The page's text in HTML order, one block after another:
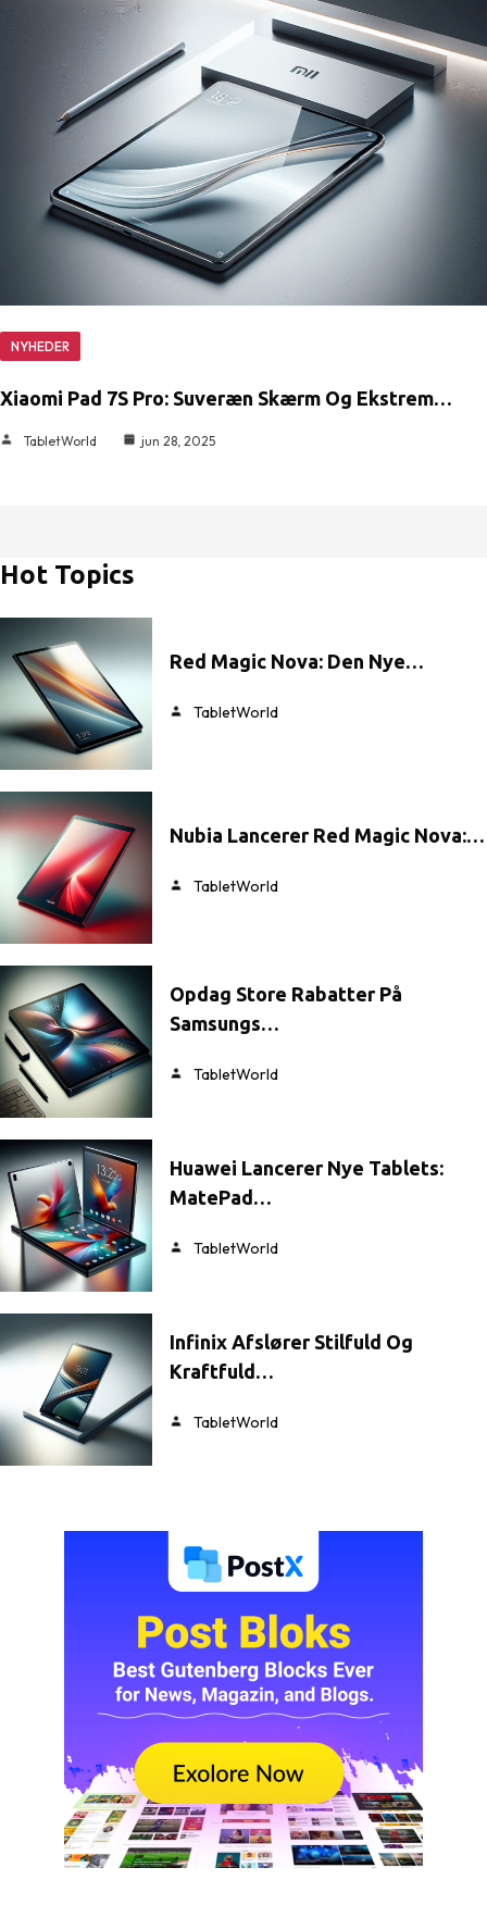
NYHEDER
Xiaomi Pad 7S Pro: Suveræn Skærm Og Ekstrem…
TabletWorld jun 28, 2025
Hot Topics
Red Magic Nova: Den Nye…
TabletWorld
Nubia Lancerer Red Magic Nova:…
TabletWorld
Opdag Store Rabatter På
Samsungs…
TabletWorld
Huawei Lancerer Nye Tablets:
MatePad…
TabletWorld
Infinix Afslører Stilfuld Og
Kraftfuld…
TabletWorld